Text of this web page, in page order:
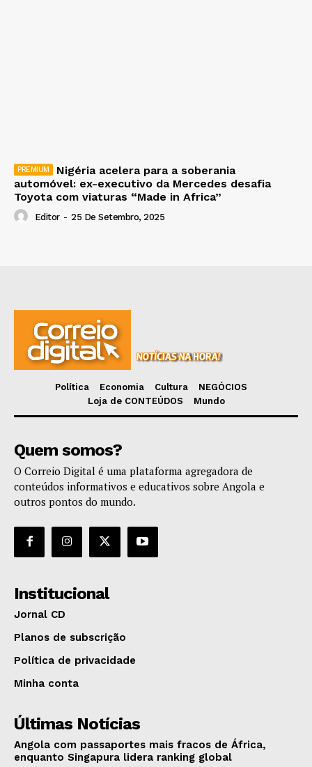
Nigéria acelera para a soberania
automóvel: ex-executivo da Mercedes desafia
Toyota com viaturas “Made in Africa”
Editor - 25 De Setembro, 2025
Política Economia Cultura
NEGÓCIOS
Loja de CONTEÚDOS
Mundo
Quem somos?
O Correio Digital é uma plataforma agregadora de
conteúdos informativos e educativos sobre Angola e
outros pontos do mundo.
Institucional
Jornal CD
Planos de subscrição
Política de privacidade
Minha conta
Últimas Notícias
Angola com passaportes mais fracos de África,
enquanto Singapura lidera ranking global